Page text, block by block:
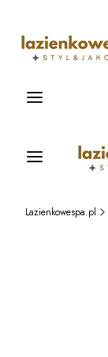
Lazienkowespa.pl